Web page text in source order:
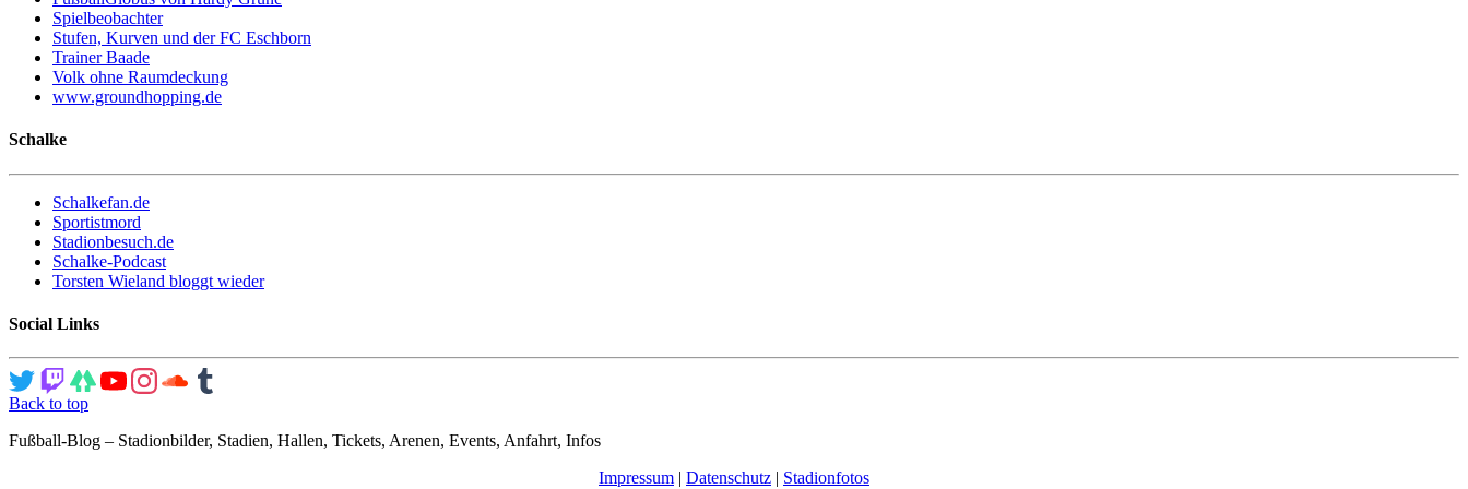
Spielbeobachter
Stufen, Kurven und der FC Eschborn
Trainer Baade
Volk ohne Raumdeckung
www.groundhopping.de
Schalke
Schalkefan.de
Sportistmord
Stadionbesuch.de
Schalke-Podcast
Torsten Wieland bloggt wieder
Social Links
Back to top
Fußball-Blog – Stadionbilder, Stadien, Hallen, Tickets, Arenen, Events, Anfahrt, Infos
Impressum | Datenschutz | Stadionfotos